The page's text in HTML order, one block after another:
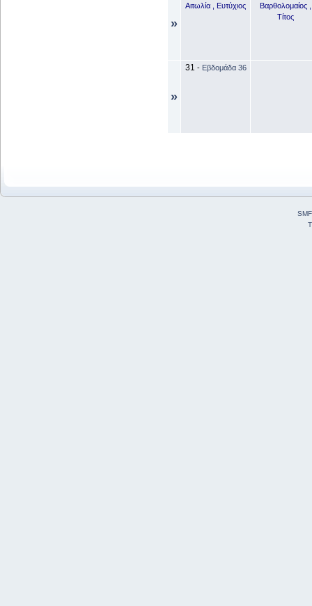
»
Αιτωλία , Ευτύχιος
Βαρθολομαίος ,
Τίτος
»
31 - Εβδομάδα 36